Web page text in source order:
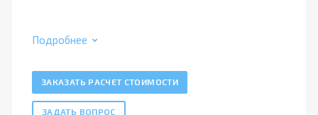
Подробнее
ЗАКАЗАТЬ РАСЧЕТ СТОИМОСТИ
ЗАДАТЬ ВОПРОС